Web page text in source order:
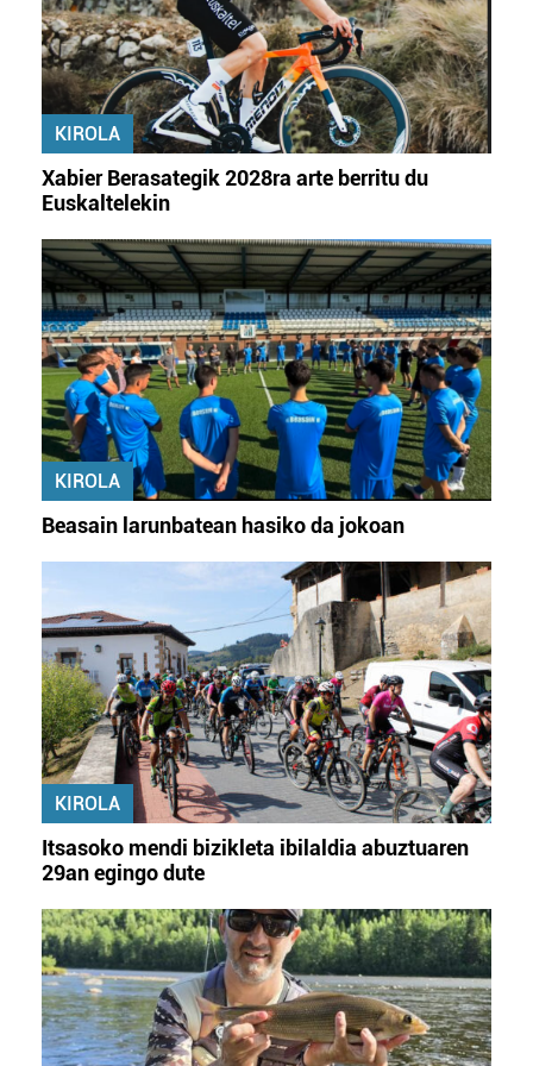
baliatzen gara. Ohar hau onartuz gero, teknologia hori
erabiltzeko baimen esplizitua ematen diguzu.Gehiago
irakurri
KIROLA
Xabier Berasategik 2028ra arte berritu du
Euskaltelekin
KIROLA
Beasain larunbatean hasiko da jokoan
KIROLA
Itsasoko mendi bizikleta ibilaldia abuztuaren
29an egingo dute